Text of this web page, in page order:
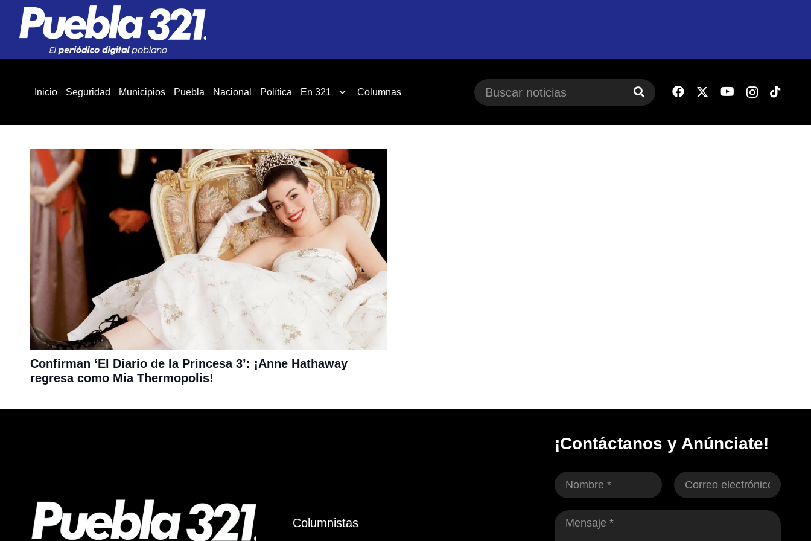
Inicio Seguridad Municipios Puebla Nacional Política En 321 Columnas
Confirman ‘El Diario de la Princesa 3’: ¡Anne Hathaway
regresa como Mia Thermopolis!
Columnistas
¡Contáctanos y Anúnciate!